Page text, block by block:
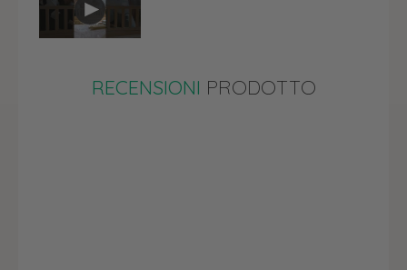
RECENSIONI PRODOTTO